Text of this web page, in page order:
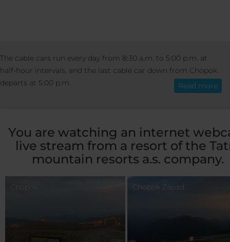
English
RESORT INFO
You are watching an internet
live stream from a resort of the
mountain resorts a.s. company.
Chopok Chopok Západ
The cable cars run every day from 8:30 a.m. to 5:00 p.m. at
half-hour intervals, and the last cable car down from Chopok
departs at 5:00 p.m.
Read more